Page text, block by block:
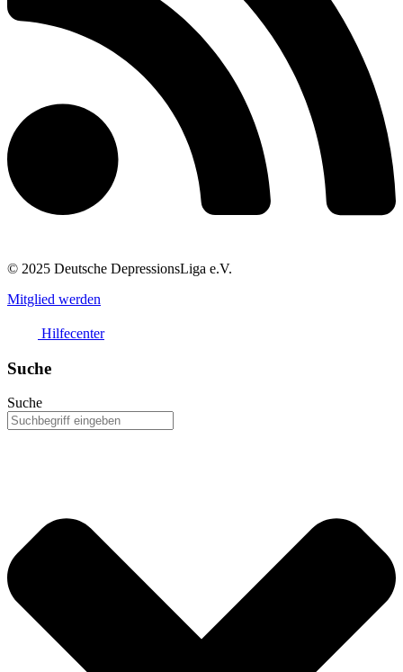
© 2025 Deutsche DepressionsLiga e.V.
Mitglied werden
Hilfecenter
Suche
Suche